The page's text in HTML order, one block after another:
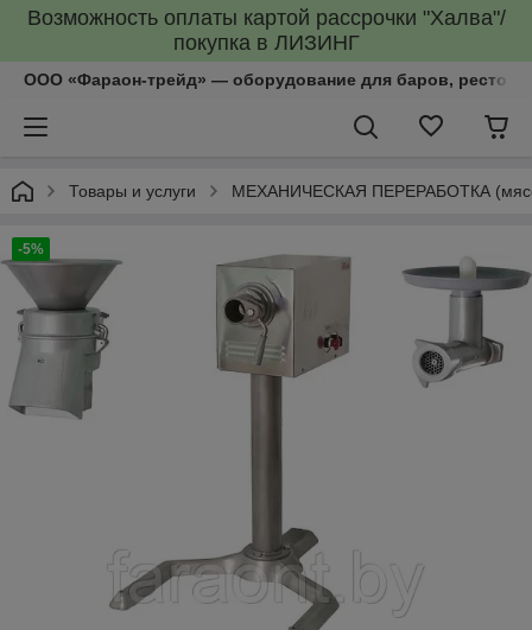
Возможность оплаты картой рассрочки "Халва"/
покупка в ЛИЗИНГ
ООО «Фараон-трейд»‎ — оборудование для баров,
Товары и услуги МЕХАНИЧЕСКАЯ ПЕРЕРАБОТКА
-5%